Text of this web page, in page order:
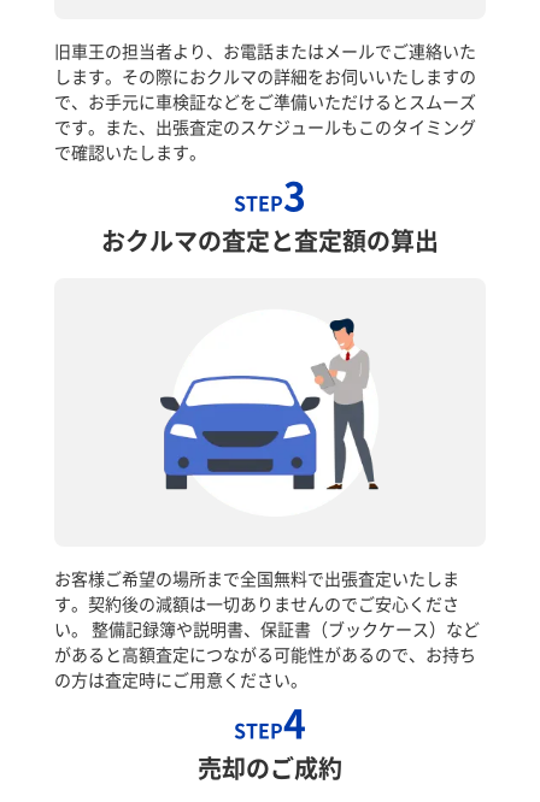
旧車王の担当者より、お電話またはメールでご連絡いた
します。その際におクルマの詳細をお伺いいたしますの
で、お手元に車検証などをご準備いただけるとスムーズ
です。また、出張査定のスケジュールもこのタイミング
で確認いたします。
STEP3
おクルマの査定と査定額の算出
お客様ご希望の場所まで全国無料で出張査定いたしま
す。契約後の減額は一切ありませんのでご安心くださ
い。 整備記録簿や説明書、保証書（ブックケース）など
があると高額査定につながる可能性があるので、お持ち
の方は査定時にご用意ください。
STEP4
売却のご成約